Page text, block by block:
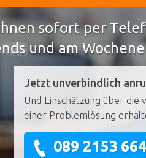
sofort per
und am
Jetzt unverbindlich
Und Einschätzung über die
einer Problemlösung
089 2153